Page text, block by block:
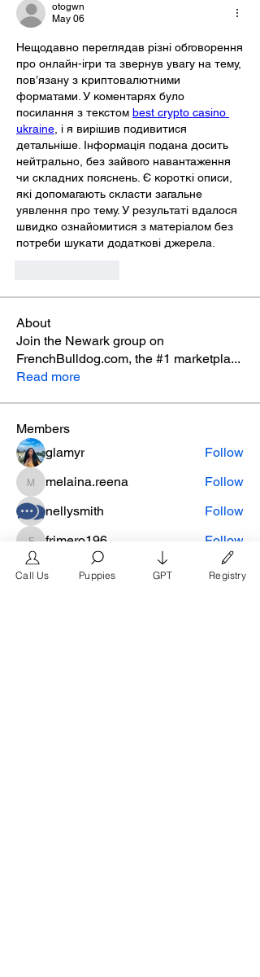
otogwn
May 06
Нещодавно переглядав різні обговорення
про онлайн-ігри та звернув увагу на тему,
пов’язану з криптовалютними
форматами. У коментарях було
посилання з текстом best crypto casino
ukraine , і я вирішив подивитися
детальніше. Інформація подана досить
нейтрально, без зайвого навантаження
чи складних пояснень. Є короткі описи,
які допомагають скласти загальне
уявлення про тему. У результаті вдалося
швидко ознайомитися з матеріалом без
потреби шукати додаткові джерела.
About
Join the Newark group on
FrenchBulldog.com, the #1 marketpla...
Read more
Members
glamyr
Follow
melaina.reena
melaina.reena
Follow
nellysmith
Follow
frimero196 Follow
daerondaeron39
daerondaeron39
Follow
Call Us Puppies GPT Registry